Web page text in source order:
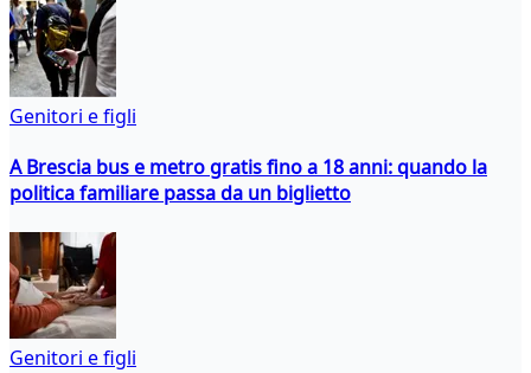
Genitori e figli
A Brescia bus e metro gratis fino a 18 anni: quando la
politica familiare passa da un biglietto
Genitori e figli